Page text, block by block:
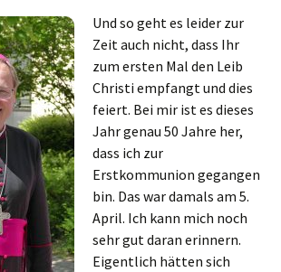
Und so geht es leider zur
Zeit auch nicht, dass Ihr
zum ersten Mal den Leib
Christi empfangt und dies
feiert. Bei mir ist es dieses
Jahr genau 50 Jahre her,
dass ich zur
Erstkommunion gegangen
bin. Das war damals am 5.
April. Ich kann mich noch
sehr gut daran erinnern.
Eigentlich hätten sich